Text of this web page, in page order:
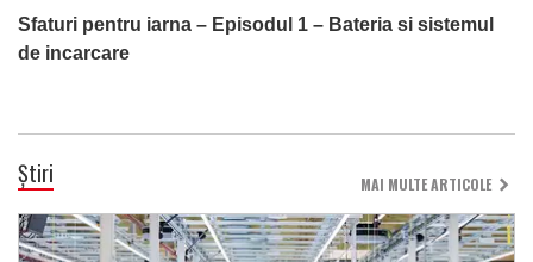
Sfaturi pentru iarna – Episodul 1 – Bateria si sistemul
de incarcare
Știri MAI MULTE ARTICOLE